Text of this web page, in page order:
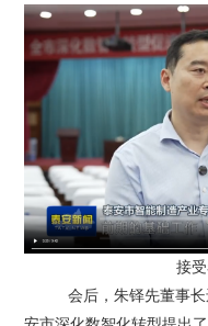
接
会后，朱铎先董事长还